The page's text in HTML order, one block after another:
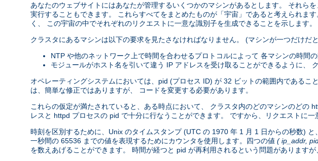
あなたのウェブサイトにはあなたが管理するいくつかのマシンがあるとします。 それら
実行することもできます。 これらすべてをまとめたものが「宇宙」であると考えられま
く、 この宇宙の中でそれぞれのリクエストに一意な識別子を生成できることを示します。
クラスタにあるマシンは以下の要求を見たさなければなりません。 (マシンが一つだけだ
NTP や他のネットワーク上で時間を合わせるプロトコルによって 各マシンの時間の
モジュールがホスト名を引いて違う IP アドレスを受け取ることができるように、
オペレーティングシステムにおいては、pid (プロセス ID) が 32 ビットの範囲内である
は、簡単な修正ではありますが、 コードを変更する必要があります。
これらの仮定が満たされていると、ある時点において、 クラスタ内のどのマシンのどの
レスと httpd プロセスの pid で十分に行なうことができます。 ですから、リクエストに
時刻を区別するために、Unix のタイムスタンプ (UTC の 1970 年 1 月 1 日からの秒数)
一秒間の 65536 までの値を表現するためにカウンタを使用します。四つの値 ( ip_addr,
を数えあげることができます。 時間が経つと pid が再利用されるという問題があります